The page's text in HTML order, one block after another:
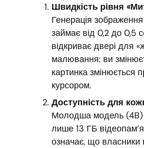
Швидкість рівня
Генерація
займає від 0,2 до 0,5
відкриває двері для
малювання: ви
картинка змінюється
курсором.
Доступність для
Молодша модель (4B)
лише 13 ГБ
означає, що власники